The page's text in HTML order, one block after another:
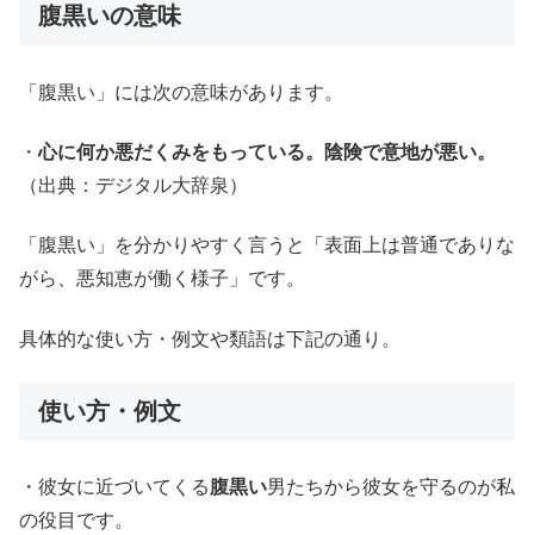
腹黒いの意味
「腹黒い」には次の意味があります。
・心に何か悪だくみをもっている。陰険で意地が悪い。
（出典：デジタル大辞泉）
「腹黒い」を分かりやすく言うと「表面上は普通でありな
がら、悪知恵が働く様子」です。
具体的な使い方・例文や類語は下記の通り。
使い方・例文
・彼女に近づいてくる腹黒い男たちから彼女を守るのが私
の役目です。